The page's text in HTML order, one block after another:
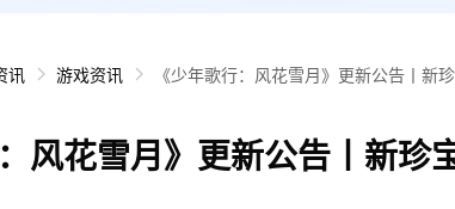
讯 游戏资讯 《少年歌行：风花雪月》更新公告丨新
风花雪月》更新公告丨新珍